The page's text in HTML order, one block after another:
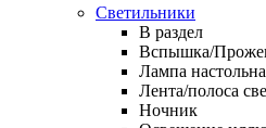
Светильники
В раздел
Вспышка/
Лампа
Лента/полоса
Ночник